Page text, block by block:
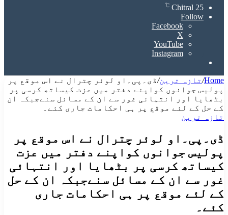
Chitral 25
℃
Follow
Facebook
X
YouTube
Instagram
Home
/تازہ ترین/ڈی۔پی۔او لوئر چترال نے اس موقع پر
پولیس جوانوں کواپنے دفتر میں عزت کیساتھ کرسی پر
بٹھایا اور انتہائی غور سے ان کے مسائل سنےجبکہ ان
کے حل کے لئے موقع پر ہی احکامات جاری کئے۔
تازہ ترین
ڈی۔پی۔او لوئر چترال نے اس موقع پر
پولیس جوانوں کواپنے دفتر میں عزت
کیساتھ کرسی پر بٹھایا اور انتہائی
غور سے ان کے مسائل سنےجبکہ ان کے حل
کے لئے موقع پر ہی احکامات جاری
کئے۔